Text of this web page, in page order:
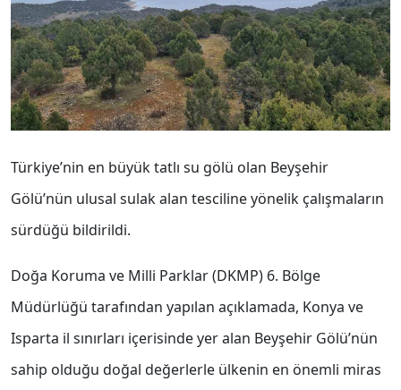
Türkiye’nin en büyük tatlı su gölü olan Beyşehir
Gölü’nün ulusal sulak alan tesciline yönelik çalışmaların
sürdüğü bildirildi.
Doğa Koruma ve Milli Parklar (DKMP) 6. Bölge
Müdürlüğü tarafından yapılan açıklamada, Konya ve
Isparta il sınırları içerisinde yer alan Beyşehir Gölü’nün
sahip olduğu doğal değerlerle ülkenin en önemli miras